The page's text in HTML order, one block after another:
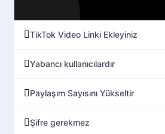
TikTok Video Linki Ekleyiniz
Yabancı kullanıcılardır
Paylaşım Sayısını Yükseltir
Şifre gerekmez